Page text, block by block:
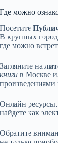
Где можно
Посетите
В крупных
где можно
Загляните на
книги в Москве
произведениями
Онлайн ресурсы,
найдете как
Обратите